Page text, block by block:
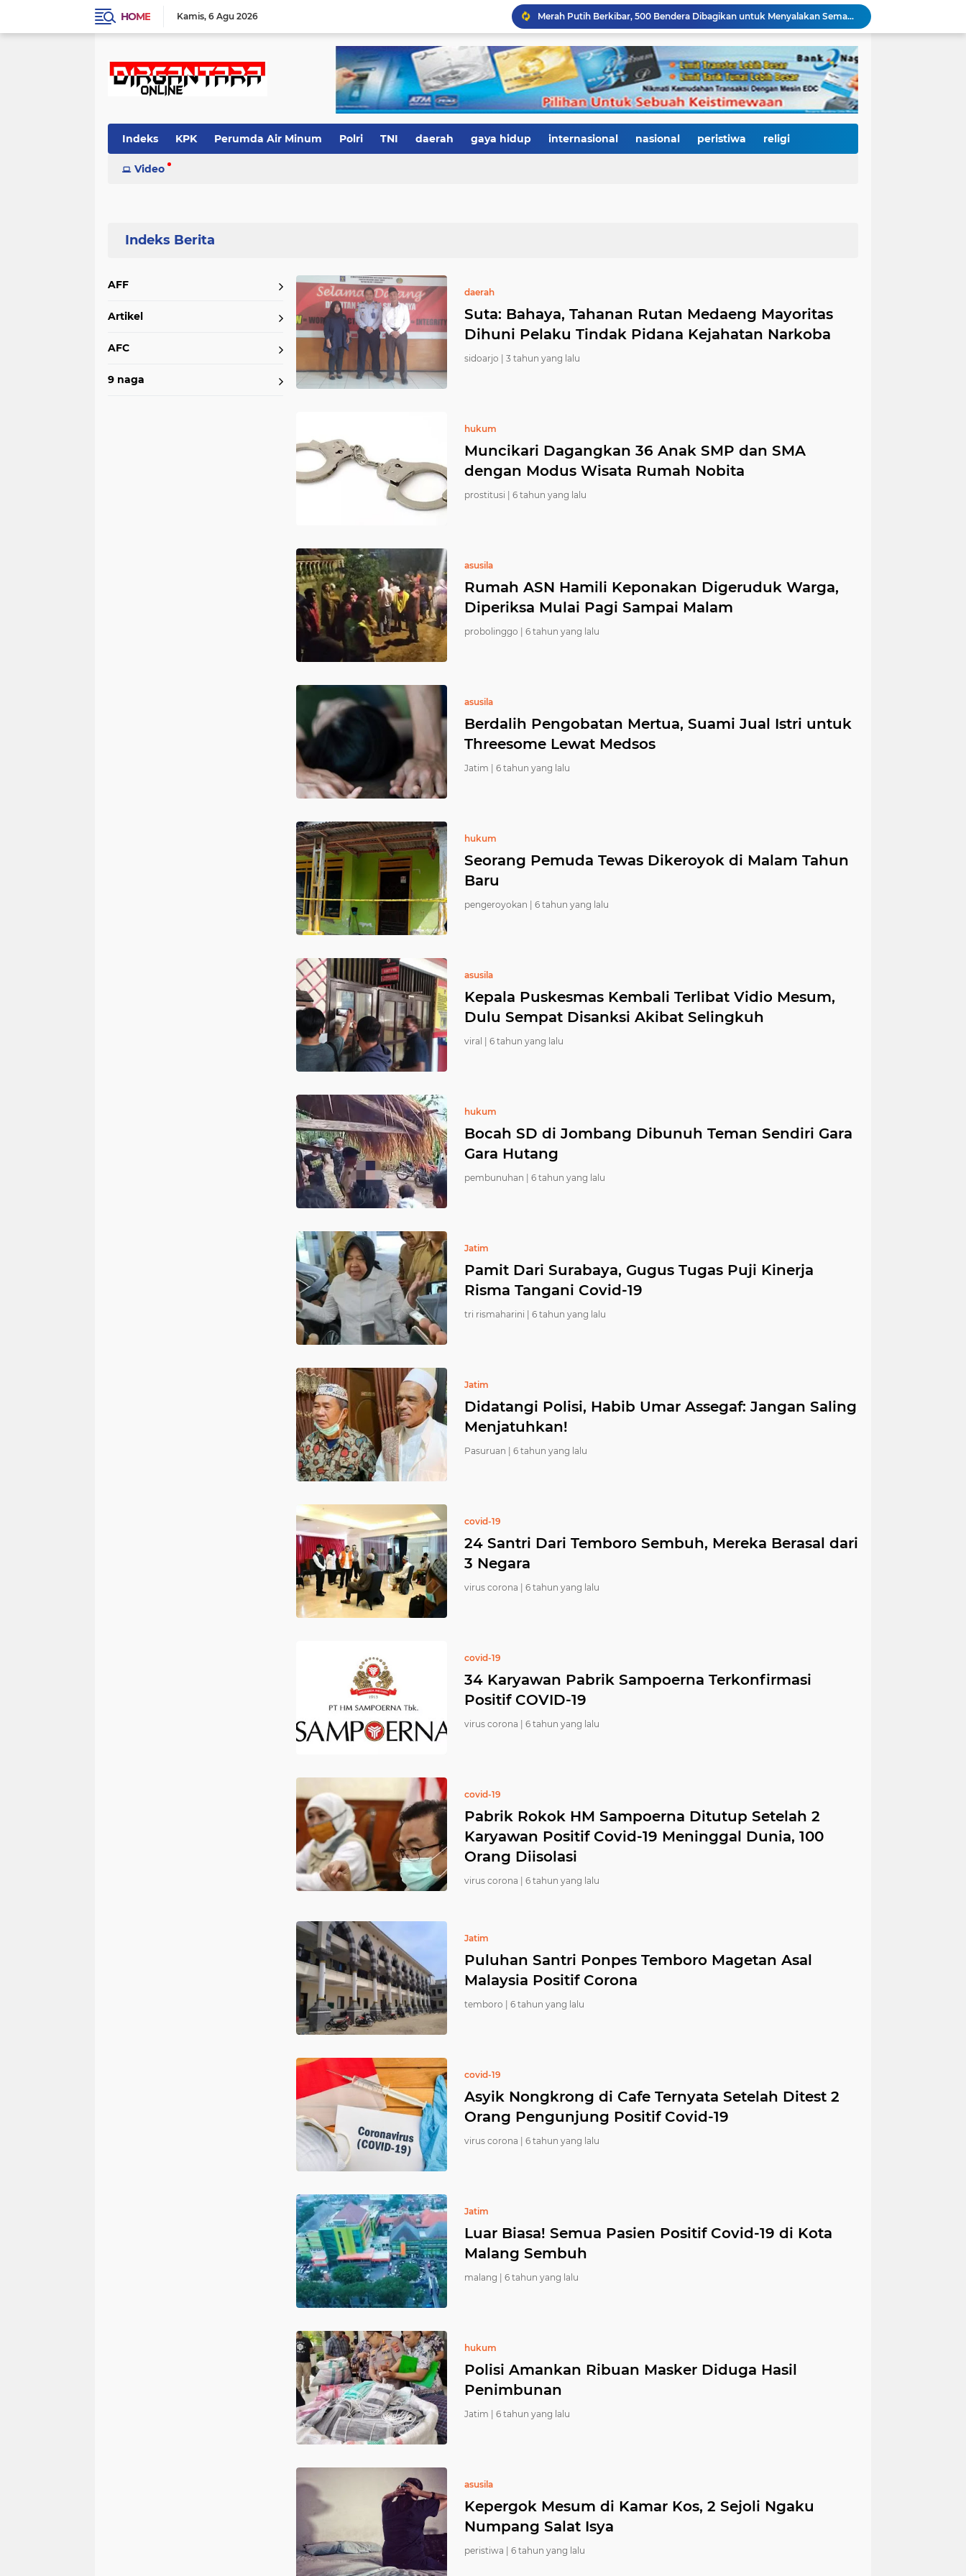
HOME Kamis 6 Agu 2026
Janji Bupati Annisa Mulai Terwujud, Pemkab Dharmasraya Benahi Jalan Pulau Punjung–Kampung Surau Sepanjang 5,6 Kilometer
Sambut HJK ke-357, Pemko Padang dan Kodaeral II Satukan Kekuatan Bersihkan Batang Arau, Gelar Bakti Sosial hingga Donor Darah untuk Warga
Dirut Perumda AM Kota Padang Gandeng HKI dan BPJN Sumbar Cari Solusi Kekeruhan Air Baku Sungai Paraku
Wakil Wali Kota Padang Dampingi Komisi V DPR RI Tinjau Jembatan Kalawi, Harapan Baru Percepatan Pemulihan Pascabanjir
Dua Atlet Muda SMPN 25 Padang Lolos ke O2SN Nasional, Siap Harumkan Nama Sumatera Barat
3.000 Mahasiswa Baru UNP Ikuti Police Goes To Campus, Ditlantas Polda Sumbar Tanamkan Budaya Tertib Berlalu Lintas Sejak Hari Pertama Kuliah
Depan SMAN 2 Payakumbuh Jadi Lokasi Penangkapan, Satresnarkoba Amankan Terduga Penyalahguna Narkotika dengan Barang Bukti 12,58 Gram Ganja
Indeks KPK Perumda Air Minum Polri TNI daerah gaya hidup internasional nasional peristiwa religi
Video
AFF
Artikel
AFC
9 naga
daerah
Suta: Bahaya, Tahanan Rutan Medaeng Mayoritas
Dihuni Pelaku Tindak Pidana Kejahatan Narkoba
sidoarjo | 3 tahun yang lalu
hukum
Muncikari Dagangkan 36 Anak SMP dan SMA
dengan Modus Wisata Rumah Nobita
prostitusi | 6 tahun yang lalu
asusila
Rumah ASN Hamili Keponakan Digeruduk Warga,
Diperiksa Mulai Pagi Sampai Malam
probolinggo | 6 tahun yang lalu
asusila
Berdalih Pengobatan Mertua, Suami Jual Istri untuk
Threesome Lewat Medsos
Jatim | 6 tahun yang lalu
hukum
Seorang Pemuda Tewas Dikeroyok di Malam Tahun
Baru
pengeroyokan | 6 tahun yang lalu
asusila
Kepala Puskesmas Kembali Terlibat Vidio Mesum,
Dulu Sempat Disanksi Akibat Selingkuh
viral | 6 tahun yang lalu
hukum
Bocah SD di Jombang Dibunuh Teman Sendiri Gara
Gara Hutang
pembunuhan | 6 tahun yang lalu
Jatim
Pamit Dari Surabaya, Gugus Tugas Puji Kinerja
Risma Tangani Covid-19
tri rismaharini | 6 tahun yang lalu
Jatim
Didatangi Polisi, Habib Umar Assegaf: Jangan Saling
Menjatuhkan!
Pasuruan | 6 tahun yang lalu
covid-19
24 Santri Dari Temboro Sembuh, Mereka Berasal dari
3 Negara
virus corona | 6 tahun yang lalu
covid-19
34 Karyawan Pabrik Sampoerna Terkonfirmasi
Positif COVID-19
virus corona | 6 tahun yang lalu
covid-19
Pabrik Rokok HM Sampoerna Ditutup Setelah 2
Karyawan Positif Covid-19 Meninggal Dunia, 100
Orang Diisolasi
virus corona | 6 tahun yang lalu
Jatim
Puluhan Santri Ponpes Temboro Magetan Asal
Malaysia Positif Corona
temboro | 6 tahun yang lalu
covid-19
Asyik Nongkrong di Cafe Ternyata Setelah Ditest 2
Orang Pengunjung Positif Covid-19
virus corona | 6 tahun yang lalu
Jatim
Luar Biasa! Semua Pasien Positif Covid-19 di Kota
Malang Sembuh
malang | 6 tahun yang lalu
hukum
Polisi Amankan Ribuan Masker Diduga Hasil
Penimbunan
Jatim | 6 tahun yang lalu
asusila
Kepergok Mesum di Kamar Kos, 2 Sejoli Ngaku
Numpang Salat Isya
peristiwa | 6 tahun yang lalu